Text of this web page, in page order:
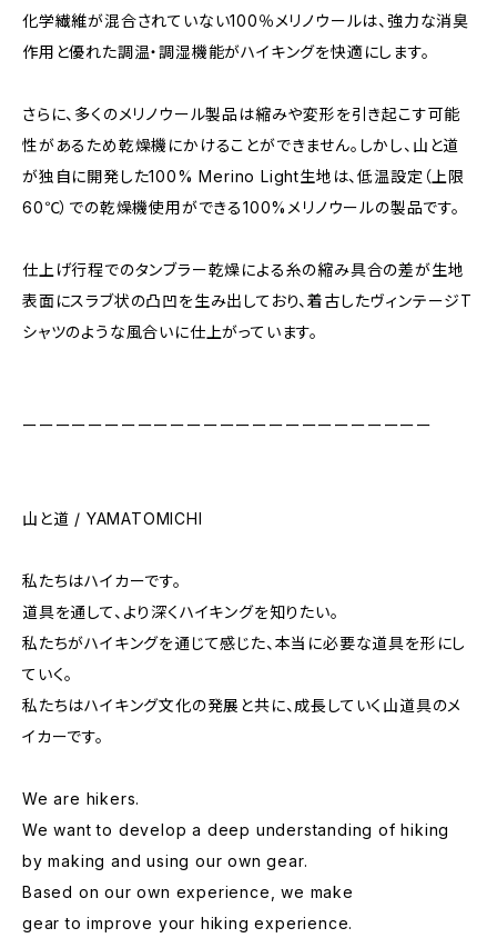
化学繊維が混合されていない100％メリノウールは、強力な消臭
作用と優れた調温・調湿機能がハイキングを快適にします。
さらに、多くのメリノウール製品は縮みや変形を引き起こす可能
性があるため乾燥機にかけることができません。しかし、山と道
が独自に開発した100% Merino Light生地は、低温設定（上限
60℃）での乾燥機使用ができる100%メリノウールの製品です。
仕上げ行程でのタンブラー乾燥による糸の縮み具合の差が生地
表面にスラブ状の凸凹を生み出しており、着古したヴィンテージT
シャツのような風合いに仕上がっています。
ーーーーーーーーーーーーーーーーーーーーーーーーー
山と道 / YAMATOMICHI
私たちはハイカーです。
道具を通して、より深くハイキングを知りたい。
私たちがハイキングを通じて感じた、本当に必要な道具を形にし
ていく。
私たちはハイキング文化の発展と共に、成長していく山道具のメ
イカーです。
We are hikers.
We want to develop a deep understanding of hiking
by making and using our own gear.
Based on our own experience, we make
gear to improve your hiking experience.